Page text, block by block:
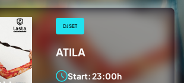
DJ SET
ATILA
Start: 23:00h